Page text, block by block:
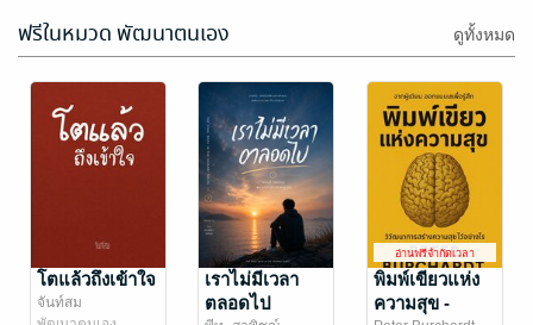
KANDA
WANGDEE
Bongkoch
การ์ตูนผู้หญิง
ฟรีในหมวด พัฒนาตนเอง ดูทั้งหมด
โตแล้วถึงเข้าใจ
จันท์สม
เราไม่มีเวลา
ตลอดไป
อ่านฟรีจำกัดเวลา
พิมพ์เขียวแห่ง
ความสุข -